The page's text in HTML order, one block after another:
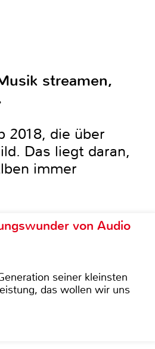
streamen,
2018, die über
Das liegt daran,
immer
von Audio
seiner kleinsten
das wollen wir uns